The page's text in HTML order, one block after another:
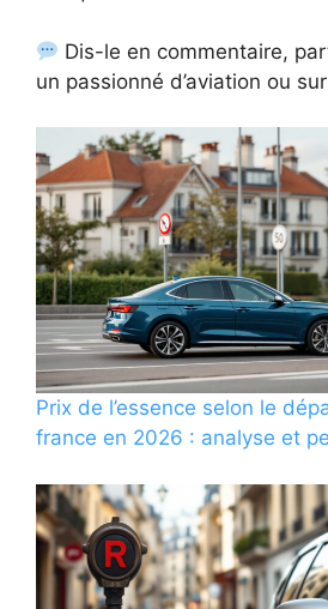
Dis-le en commentaire,
un passionné d’aviation ou
Prix de l’essence selon le
france en 2026 : analyse et